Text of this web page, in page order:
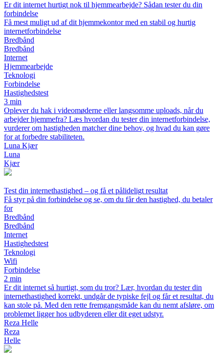
Er dit internet hurtigt nok til hjemmearbejde? Sådan tester du din
forbindelse
Få mest muligt ud af dit hjemmekontor med en stabil og hurtig
internetforbindelse
Bredbånd
Bredbånd
Internet
Hjemmearbejde
Teknologi
Forbindelse
Hastighedstest
3 min
Oplever du hak i videomøderne eller langsomme uploads, når du
arbejder hjemmefra? Læs hvordan du tester din internetforbindelse,
vurderer om hastigheden matcher dine behov, og hvad du kan gøre
for at forbedre stabiliteten.
Luna Kjær
Luna
Kjær
Test din internethastighed – og få et pålideligt resultat
Få styr på din forbindelse og se, om du får den hastighed, du betaler
for
Bredbånd
Bredbånd
Internet
Hastighedstest
Teknologi
Wifi
Forbindelse
2 min
Er dit internet så hurtigt, som du tror? Lær, hvordan du tester din
internethastighed korrekt, undgår de typiske fejl og får et resultat, du
kan stole på. Med den rette fremgangsmåde kan du nemt afsløre, om
problemet ligger hos udbyderen eller dit eget udstyr.
Reza Helle
Reza
Helle